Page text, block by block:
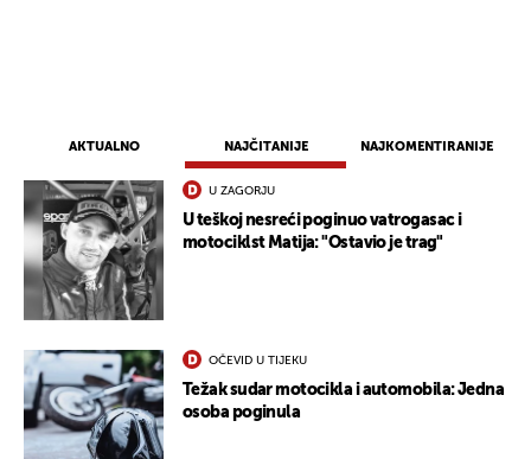
AKTUALNO NAJČITANIJE NAJKOMENTIRANIJE
U ZAGORJU
U teškoj nesreći poginuo vatrogasac i
motociklst Matija: "Ostavio je trag"
OČEVID U TIJEKU
Težak sudar motocikla i automobila: Jedna
osoba poginula